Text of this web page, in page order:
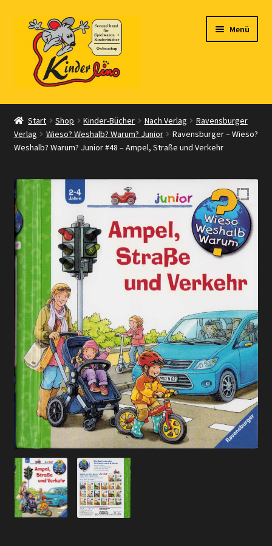
Navigation
springen
Zum
Inhalt
springen
Menü
Start
Vertrag widerrufen
Warenkorb
Kasse
Zahlungsarten
Versandarten
Kontakt
AGB
Widerrufsbelehrung
Datenschutzerklärung
Impressum
Versand + Wichtige Infos
Start Shop Kinder-Bücher Nach Verlag
Ravensburger
Verlag
Wieso? Weshalb? Warum? Junior
Ravensburger – Wieso?
Weshalb? Warum? Junior #48 – Ampel, Straße und Verkehr